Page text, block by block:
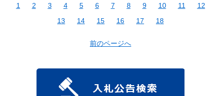
1 2 3 4 5 6 7 8 9 10 11
12
13
14 15 16 17 18
前のページへ